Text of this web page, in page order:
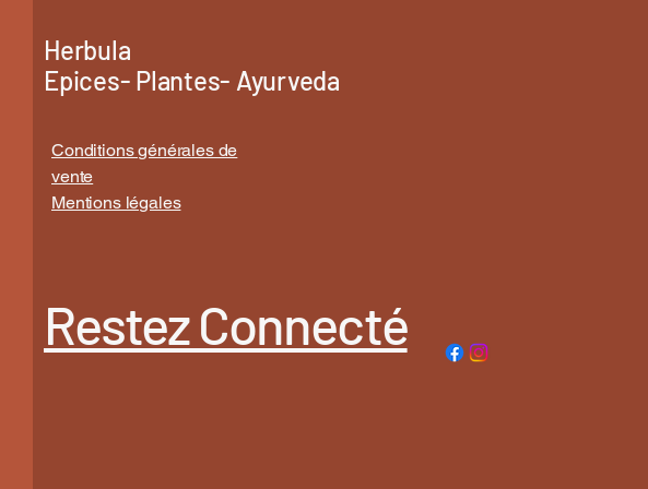
Herbula
Epices- Plantes- Ayurveda
Conditions générales de
vente
Mentions légales
Restez Connecté